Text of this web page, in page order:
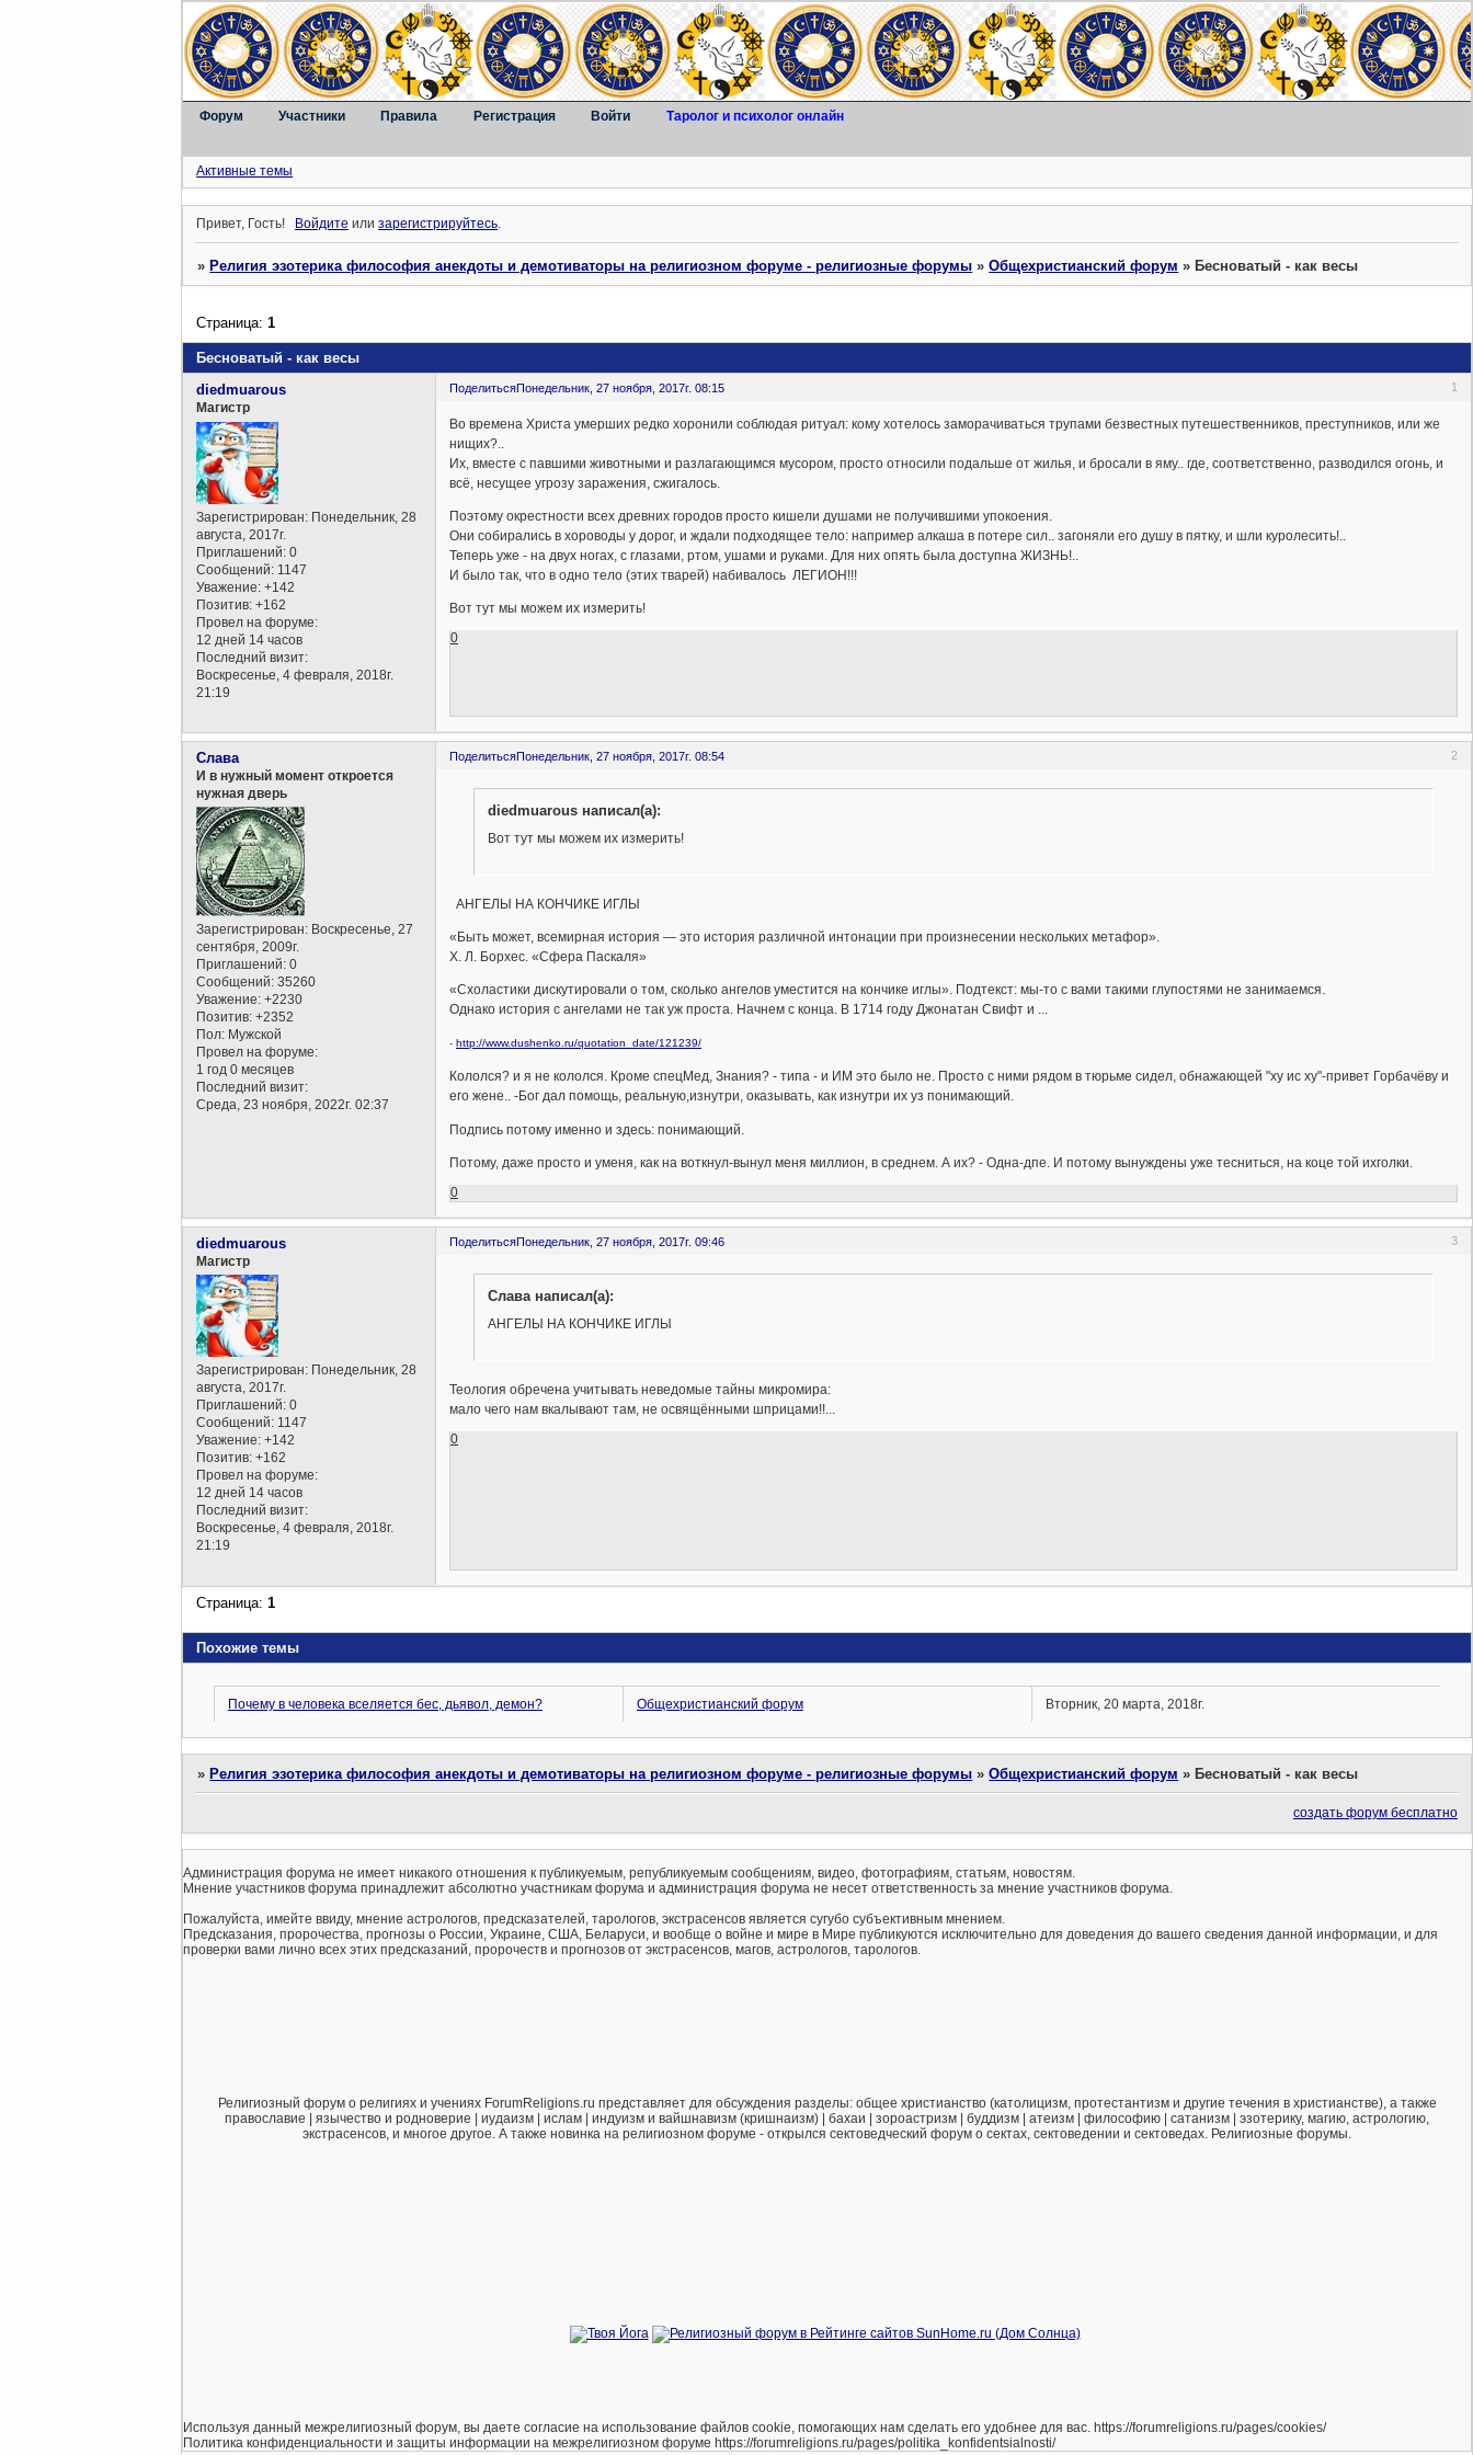
Форум Участники Правила Регистрация Войти Таролог и психолог онлайн
Активные темы
Привет, Гость! Войдите илизарегистрируйтесь.
»Религия эзотерика философия анекдоты и демотиваторы на религиозном форуме - религиозные форумы »Общехристианский форум »Бесноватый - как весы
Бесноватый - как весы
Страница:1
Поделиться 1
Понедельник, 27 ноября, 2017г. 08:15
diedmuarous
Магистр
Зарегистрирован: Понедельник, 28
августа, 2017г.
Приглашений: 0
Сообщений: 1147
Уважение: +142
Позитив: +162
Провел на форуме:
12 дней 14 часов
Последний визит:
Воскресенье, 4 февраля, 2018г.
21:19
Во времена Христа умерших редко хоронили соблюдая ритуал: кому хотелось заморачиваться трупами безвестных путешественников, преступников, или же
нищих?..
Их, вместе с павшими животными и разлагающимся мусором, просто относили подальше от жилья, и бросали в яму.. где, соответственно, разводился огонь, и
всё, несущее угрозу заражения, сжигалось.
Поэтому окрестности всех древних городов просто кишели душами не получившими упокоения.
Они собирались в хороводы у дорог, и ждали подходящее тело: например алкаша в потере сил.. загоняли его душу в пятку, и шли куролесить!..
Теперь уже - на двух ногах, с глазами, ртом, ушами и руками. Для них опять была доступна ЖИЗНЬ!..
И было так, что в одно тело (этих тварей) набивалось ЛЕГИОН!!!
Вот тут мы можем их измерить!
0
Поделиться 2
Понедельник, 27 ноября, 2017г. 08:54
Слава
И в нужный момент откроется
нужная дверь
Зарегистрирован: Воскресенье, 27
сентября, 2009г.
Приглашений: 0
Сообщений: 35260
Уважение: +2230
Позитив: +2352
Пол: Мужской
Провел на форуме:
1 год 0 месяцев
Последний визит:
Среда, 23 ноября, 2022г. 02:37
diedmuarous написал(а):
Вот тут мы можем их измерить!
АНГЕЛЫ НА КОНЧИКЕ ИГЛЫ
«Быть может, всемирная история — это история различной интонации при произнесении нескольких метафор».
Х. Л. Борхес. «Сфера Паскаля»
«Схоластики дискутировали о том, сколько ангелов уместится на кончике иглы». Подтекст: мы-то с вами такими глупостями не занимаемся.
Однако история с ангелами не так уж проста. Начнем с конца. В 1714 году Джонатан Свифт и ...
- http://www.dushenko.ru/quotation_date/121239/
Кололся? и я не кололся. Кроме спецМед, Знания? - типа - и ИМ это было не. Просто с ними рядом в тюрьме сидел, обнажающей "ху ис ху"-привет Горбачёву и
его жене.. -Бог дал помощь, реальную,изнутри, оказывать, как изнутри их уз понимающий.
Подпись потому именно и здесь: понимающий.
Потому, даже просто и уменя, как на воткнул-вынул меня миллион, в среднем. А их? - Одна-дпе. И потому вынуждены уже тесниться, на коце той ихголки.
0
Поделиться 3
Понедельник, 27 ноября, 2017г. 09:46
diedmuarous
Магистр
Зарегистрирован: Понедельник, 28
августа, 2017г.
Приглашений: 0
Сообщений: 1147
Уважение: +142
Позитив: +162
Провел на форуме:
12 дней 14 часов
Последний визит:
Воскресенье, 4 февраля, 2018г.
21:19
Слава написал(а):
АНГЕЛЫ НА КОНЧИКЕ ИГЛЫ
Теология обречена учитывать неведомые тайны микромира:
мало чего нам вкалывают там, не освящёнными шприцами!!...
0
Страница:1
Похожие темы
Почему в человека вселяется бес, дьявол, демон? Общехристианский форум Вторник, 20 марта, 2018г.
» Религия эзотерика философия анекдоты и демотиваторы на религиозном форуме - религиозные форумы »Общехристианский форум » Бесноватый - как весы
создать форум бесплатно
Администрация форума не имеет никакого отношения к публикуемым, републикуемым сообщениям, видео, фотографиям, статьям, новостям.
Мнение участников форума принадлежит абсолютно участникам форума и администрация форума не несет ответственность за мнение участников форума.
Пожалуйста, имейте ввиду, мнение астрологов, предсказателей, тарологов, экстрасенсов является сугубо субъективным мнением.
Предсказания, пророчества, прогнозы о России, Украине, США, Беларуси, и вообще о войне и мире в Мире публикуются исключительно для доведения до вашего сведения данной информации, и для
проверки вами лично всех этих предсказаний, пророчеств и прогнозов от экстрасенсов, магов, астрологов, тарологов.
Религиозный форум о религиях и учениях ForumReligions.ru представляет для обсуждения разделы: общее христианство (католицизм, протестантизм и другие течения в христианстве), а также
православие | язычество и родноверие | иудаизм | ислам | индуизм и вайшнавизм (кришнаизм) | бахаи | зороастризм | буддизм | атеизм | философию | сатанизм | эзотерику, магию, астрологию,
экстрасенсов, и многое другое. А также новинка на религиозном форуме - открылся сектоведческий форум о сектах, сектоведении и сектоведах. Религиозные форумы.
Используя данный межрелигиозный форум, вы даете согласие на использование файлов cookie, помогающих нам сделать его удобнее для вас. https://forumreligions.ru/pages/cookies/
Политика конфиденциальности и защиты информации на межрелигиозном форуме https://forumreligions.ru/pages/politika_konfidentsialnosti/